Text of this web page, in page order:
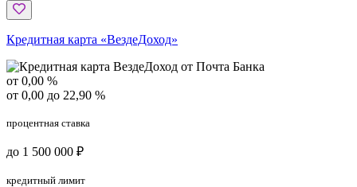
Кредитная карта «ВездеДоход»
от 0,00 %
от 0,00 до 22,90 %
процентная ставка
до 1 500 000 ₽
кредитный лимит